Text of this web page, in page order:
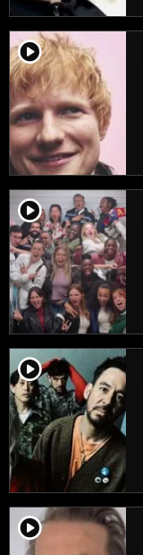
player2
player2
player2
player2